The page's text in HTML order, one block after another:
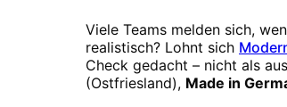
Viele Teams melden sich,
realistisch? Lohnt sich
Check gedacht – nicht als
(Ostfriesland), Made in